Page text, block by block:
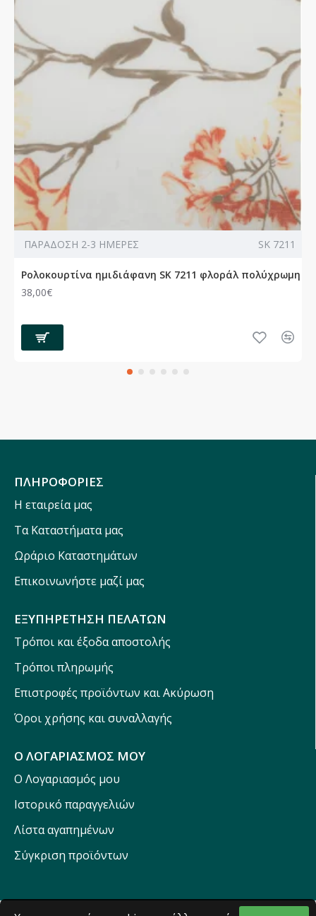
ΠΑΡΑΔΟΣΗ 2-3 ΗΜΕΡΕΣ SK 7211
Ρολοκουρτίνα ημιδιάφανη SK 7211 φλοράλ πολύχρωμη
38,00€
ΠΛΗΡΟΦΟΡΙΕΣ
Η εταιρεία μας
Τα Καταστήματα μας
Ωράριο Καταστημάτων
Επικοινωνήστε μαζί μας
ΕΞΥΠΗΡΕΤΗΣΗ ΠΕΛΑΤΩΝ
Τρόποι και έξοδα αποστολής
Τρόποι πληρωμής
Επιστροφές προϊόντων και Ακύρωση
Όροι χρήσης και συναλλαγής
Ο ΛΟΓΑΡΙΑΣΜΟΣ ΜΟΥ
Ο Λογαριασμός μου
Ιστορικό παραγγελιών
Λίστα αγαπημένων
Σύγκριση προϊόντων